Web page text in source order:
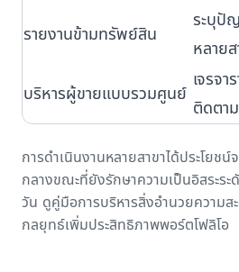
รายงานข้ามทรัพย์สิน
ระบุปั
หลายส
บริหารผู้ขายแบบรวมศูนย์
เจรจ
ติดตา
การดำเนินงานหลายสาขาได้ประโยช
กลางขณะที่ยังรักษาความเป็นอิสระระ
วัน ดูคู่มือการบริหารสิ่งอำนวยความส
กลยุทธ์เพิ่มประสิทธิภาพพอร์ตโฟลิโอ